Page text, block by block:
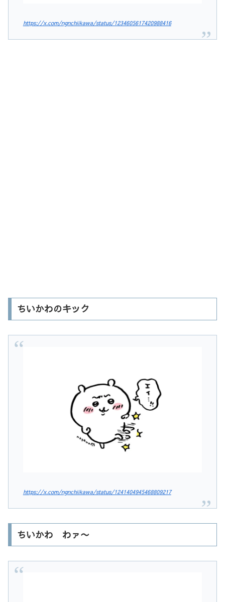
https://x.com/ngnchiikawa/status/1234605617420988416
ちいかわのキック
https://x.com/ngnchiikawa/status/1241404945468809217
ちいかわ わァ〜